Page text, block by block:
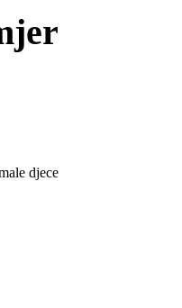
djece